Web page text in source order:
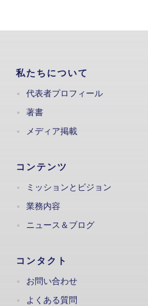
私たちについて
代表者プロフィール
著書
メディア掲載
コンテンツ
ミッションとビジョン
業務内容
ニュース＆ブログ
コンタクト
お問い合わせ
よくある質問